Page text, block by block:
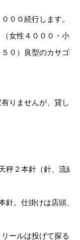
００続行します。
女性４０００・小人
０）良型のカサゴ狙
りませんが、貸し
２本針（針、流線
。仕掛けは店頭、
ールは投げて探る